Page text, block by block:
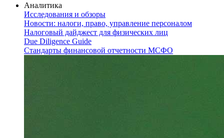
Аналитика
Исследования и обзоры
Новости: налоги, право, управление персоналом
Налоговый дайджест для физических лиц
Due Diligence Guide
Стандарты финансовой отчетности МСФО